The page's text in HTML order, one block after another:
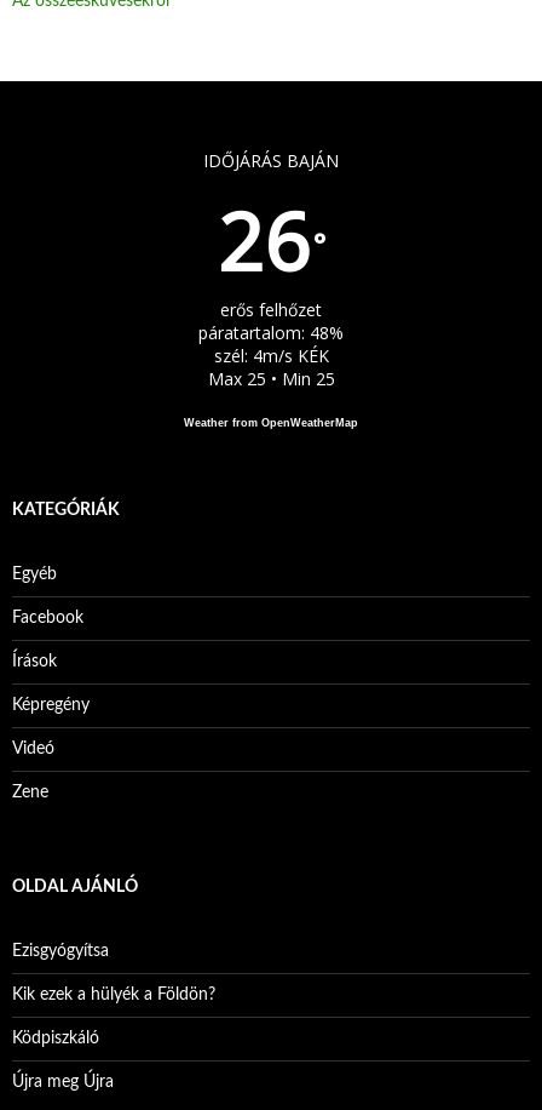
IDŐJÁRÁS BAJÁN
26°
erős felhőzet
páratartalom: 48%
szél: 4m/s KÉK
Max 25 • Min 25
Weather from OpenWeatherMap
KATEGÓRIÁK
Egyéb
Facebook
Írások
Képregény
Videó
Zene
OLDAL AJÁNLÓ
Ezisgyógyítsa
Kik ezek a hülyék a Földön?
Ködpiszkáló
Újra meg Újra